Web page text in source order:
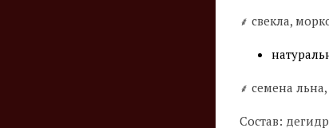
⸙ свекла,
⸙ семена
Состав: